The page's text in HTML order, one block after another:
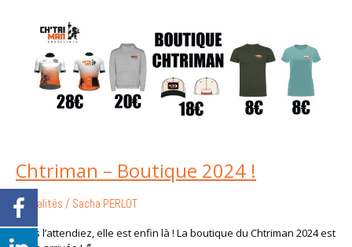
Chtriman – Boutique 2024 !
Actualités / Sacha PERLOT
Vous l’attendiez, elle est enfin là ! La boutique du Chtriman 2024 est
Boutique
2024